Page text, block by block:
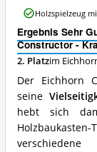
Ergebnis Sehr
Constructor -
2. Platzim
Der Eichhorn
seine
hebt sich
Kranwagen
Vorteile:
Was
spricht
für
dieses
Eichhorn
aus
Holz?
Holzspielzeug